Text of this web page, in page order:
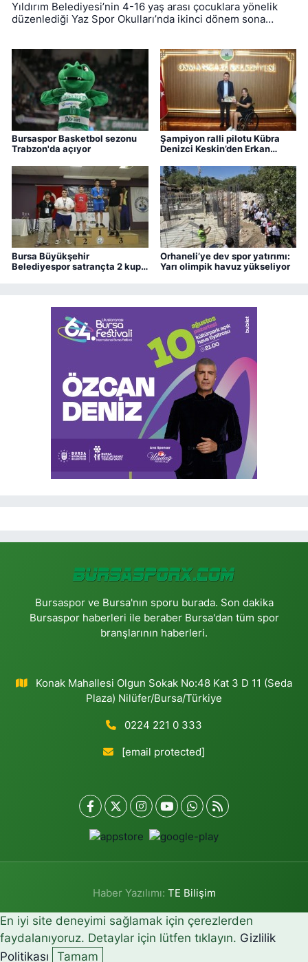
Yıldırım Belediyesi’nin 4-16 yaş arası çocuklara yönelik
düzenlediği Yaz Spor Okulları’nda ikinci dönem sona
Bursaspor Basketbol sezonu
Trabzon'da açıyor
Şampiyon ralli pilotu Kübra
Denizci Keskin’den Erkan
Bursa Büyükşehir
Belediyespor satrançta 2 kupa
Orhaneli’ye dev spor yatırımı:
Yarı olimpik havuz yükseliyor
Bursaspor ve Bursa'nın sporu burada. Son dakika
Bursaspor haberleri ile beraber Bursa'dan tüm spor
branşlarının haberleri.
Konak Mahallesi Olgun Sokak No:48 Kat 3 D 11 (Seda
Plaza) Nilüfer/Bursa/Türkiye
0224 221 0 333
[email protected]
Haber Yazılımı: TE Bilişim
En iyi site deneyimi sağlamak için çerezlerden
faydalanıyoruz. Detaylar için lütfen tıklayın. Gizlilik
Politikası
Tamam